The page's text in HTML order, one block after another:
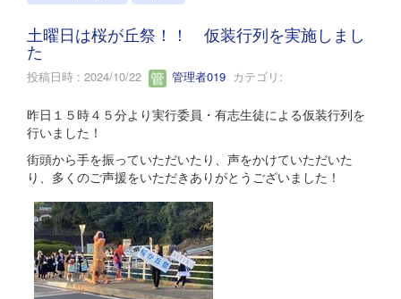
土曜日は桜が丘祭！！ 仮装行列を実施しまし
た
投稿日時 : 2024/10/22 管理者019 カテゴリ:
昨日１５時４５分より実行委員・有志生徒による仮装行列を
行いました！
街頭から手を振っていただいたり、声をかけていただいた
り、多くのご声援をいただきありがとうございました！